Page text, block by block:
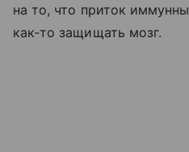
на то, что приток
как‑то защищать мозг.